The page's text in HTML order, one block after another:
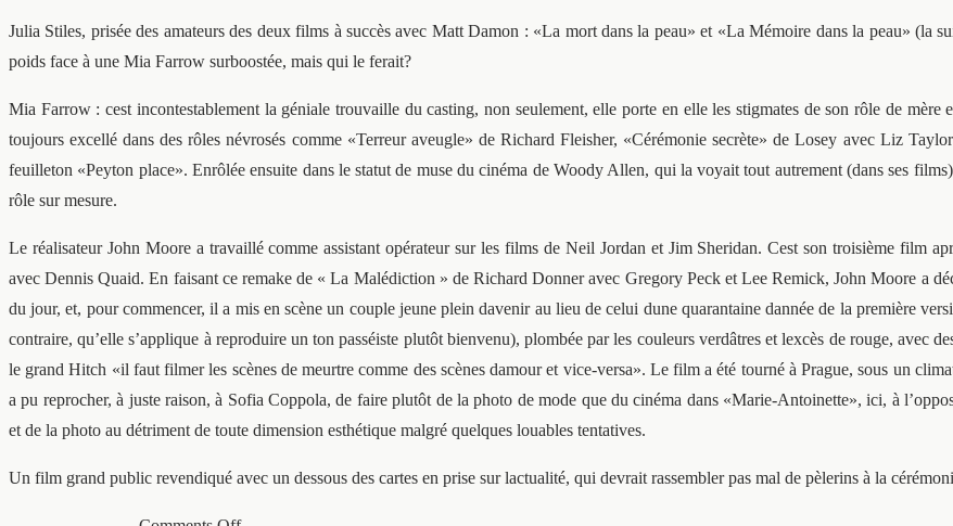
Julia Stiles, prisée des amateurs des deux films à succès avec Matt Damon : «La mort dans la peau» et «La Mémoire dans la peau» (la
poids face à une Mia Farrow surboostée, mais qui le ferait?
Mia Farrow : cest incontestablement la géniale trouvaille du casting, non seulement, elle porte en elle les stigmates de son rôle de
toujours excellé dans des rôles névrosés comme «Terreur aveugle» de Richard Fleisher, «Cérémonie secrète» de Losey avec Liz
feuilleton «Peyton place». Enrôlée ensuite dans le statut de muse du cinéma de Woody Allen, qui la voyait tout autrement (dans ses
rôle sur mesure.
Le réalisateur John Moore a travaillé comme assistant opérateur sur les films de Neil Jordan et Jim Sheridan. Cest son troisième film
avec Dennis Quaid. En faisant ce remake de « La Malédiction » de Richard Donner avec Gregory Peck et Lee Remick, John Moore a
du jour, et, pour commencer, il a mis en scène un couple jeune plein davenir au lieu de celui dune quarantaine dannée de la première
contraire, qu’elle s’applique à reproduire un ton passéiste plutôt bienvenu), plombée par les couleurs verdâtres et lexcès de rouge, avec
le grand Hitch «il faut filmer les scènes de meurtre comme des scènes damour et vice-versa». Le film a été tourné à Prague, sous un
a pu reprocher, à juste raison, à Sofia Coppola, de faire plutôt de la photo de mode que du cinéma dans «Marie-Antoinette», ici, à
et de la photo au détriment de toute dimension esthétique malgré quelques louables tentatives.
Un film grand public revendiqué avec un dessous des cartes en prise sur lactualité, qui devrait rassembler pas mal de pèlerins à la